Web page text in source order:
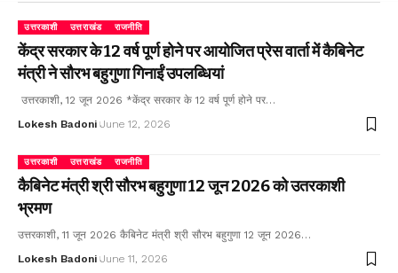
उत्तरकाशी उत्तराखंड राजनीति
केंद्र सरकार के 12 वर्ष पूर्ण होने पर आयोजित प्रेस वार्ता में कैबिनेट
मंत्री ने सौरभ बहुगुणा गिनाईं उपलब्धियां
उत्तरकाशी, 12 जून 2026 *केंद्र सरकार के 12 वर्ष पूर्ण होने पर…
Lokesh Badoni June 12, 2026
उत्तरकाशी उत्तराखंड राजनीति
कैबिनेट मंत्री श्री सौरभ बहुगुणा 12 जून 2026 को उतरकाशी
भ्रमण
उत्तरकाशी, 11 जून 2026 कैबिनेट मंत्री श्री सौरभ बहुगुणा 12 जून 2026…
Lokesh Badoni June 11, 2026